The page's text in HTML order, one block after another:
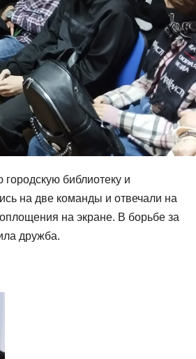
библиотеку и
на две команды и отвечали на
на экране. В борьбе за
дружба.